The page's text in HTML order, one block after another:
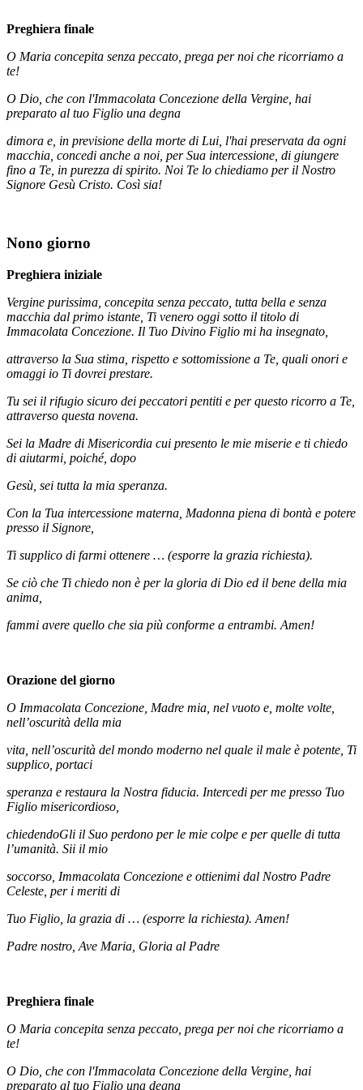
Preghiera finale
O Maria concepita senza peccato, prega per noi che ricorriamo a
te!
O Dio, che con l'Immacolata Concezione della Vergine, hai
preparato al tuo Figlio una degna
dimora e, in previsione della morte di Lui, l'hai preservata da ogni
macchia, concedi anche a noi, per Sua intercessione, di giungere
fino a Te, in purezza di spirito. Noi Te lo chiediamo per il Nostro
Signore Gesù Cristo. Così sia!
Nono giorno
Preghiera iniziale
Vergine purissima, concepita senza peccato, tutta bella e senza
macchia dal primo istante, Ti venero oggi sotto il titolo di
Immacolata Concezione. Il Tuo Divino Figlio mi ha insegnato,
attraverso la Sua stima, rispetto e sottomissione a Te, quali onori e
omaggi io Ti dovrei prestare.
Tu sei il rifugio sicuro dei peccatori pentiti e per questo ricorro a Te,
attraverso questa novena.
Sei la Madre di Misericordia cui presento le mie miserie e ti chiedo
di aiutarmi, poiché, dopo
Gesù, sei tutta la mia speranza.
Con la Tua intercessione materna, Madonna piena di bontà e potere
presso il Signore,
Ti supplico di farmi ottenere … (esporre la grazia richiesta).
Se ciò che Ti chiedo non è per la gloria di Dio ed il bene della mia
anima,
fammi avere quello che sia più conforme a entrambi. Amen!
Orazione del giorno
O Immacolata Concezione, Madre mia, nel vuoto e, molte volte,
nell’oscurità della mia
vita, nell’oscurità del mondo moderno nel quale il male è potente, Ti
supplico, portaci
speranza e restaura la Nostra fiducia. Intercedi per me presso Tuo
Figlio misericordioso,
chiedendoGli il Suo perdono per le mie colpe e per quelle di tutta
l’umanità. Sii il mio
soccorso, Immacolata Concezione e ottienimi dal Nostro Padre
Celeste, per i meriti di
Tuo Figlio, la grazia di … (esporre la richiesta). Amen!
Padre nostro, Ave Maria, Gloria al Padre
Preghiera finale
O Maria concepita senza peccato, prega per noi che ricorriamo a
te!
O Dio, che con l'Immacolata Concezione della Vergine, hai
preparato al tuo Figlio una degna